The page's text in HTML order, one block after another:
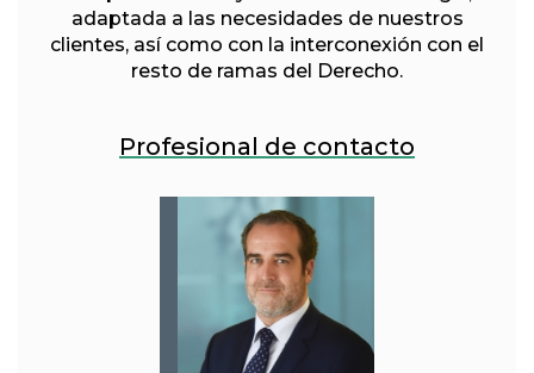
adaptada a las necesidades de nuestros
clientes, así como con la interconexión con el
resto de ramas del Derecho.
Profesional de contacto